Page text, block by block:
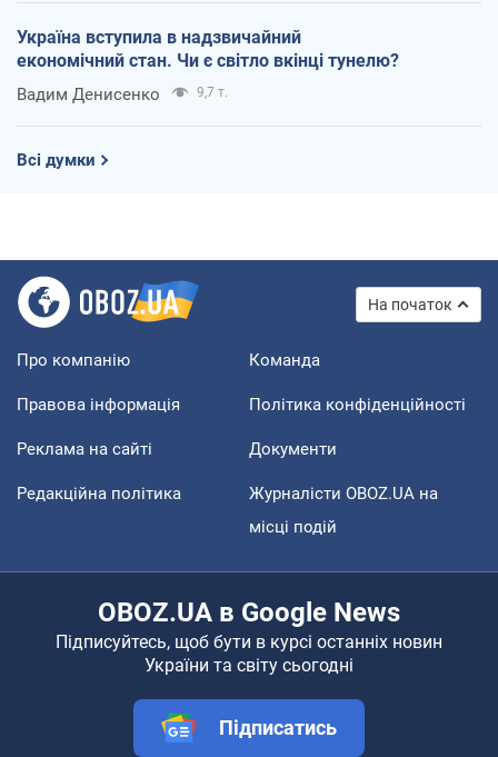
Україна вступила в надзвичайний
економічний стан. Чи є світло вкінці тунелю?
Вадим Денисенко 9,7 т.
Всі думки
На початок
Про компанію Команда
Правова інформація Політика конфіденційності
Реклама на сайті Документи
Редакційна політика
Журналісти OBOZ.UA на
місці подій
OBOZ.UA в Google News
Підписуйтесь, щоб бути в курсі останніх новин
України та світу сьогодні
Підписатись